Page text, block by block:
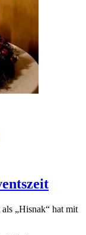
„Hisnak“ hat mit